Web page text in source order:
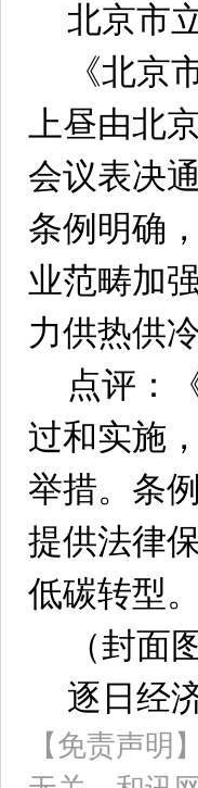
北京市
《北京
上昼由北
会议表决
条例明确
业范畴加
力供热供
点评：
过和实施
举措。条
提供法律
低碳转型。
（封面
逐日经
【免责声明